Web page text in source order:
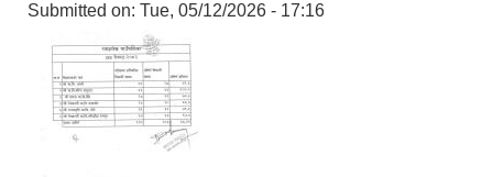
Submitted on: Tue, 05/12/2026 - 17:16